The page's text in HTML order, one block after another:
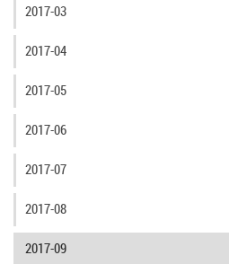
2017-03
2017-04
2017-05
2017-06
2017-07
2017-08
2017-09